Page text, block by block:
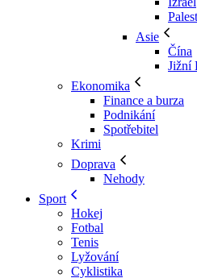
Asie
Čína
Jižní
Ekonomika
Finance a burza
Podnikání
Spotřebitel
Krimi
Doprava
Nehody
Sport
Hokej
Fotbal
Tenis
Lyžování
Cyklistika